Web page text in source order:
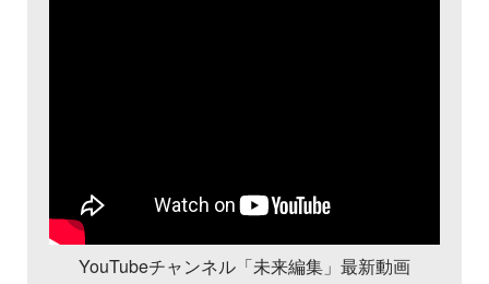
YouTubeチャンネル「未来編集」最新動画